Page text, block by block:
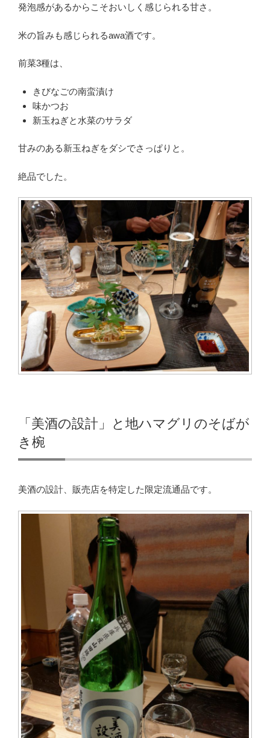
発泡感があるからこそおいしく感じられる甘さ。
米の旨みも感じられるawa酒です。
前菜3種は、
きびなごの南蛮漬け
味かつお
新玉ねぎと水菜のサラダ
甘みのある新玉ねぎをダシでさっぱりと。
絶品でした。
「美酒の設計」と地ハマグリのそばが
き椀
美酒の設計、販売店を特定した限定流通品です。